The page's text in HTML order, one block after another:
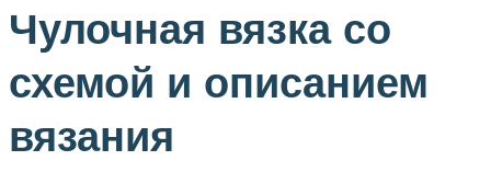
Чулочная вязка со
схемой и описанием
вязания